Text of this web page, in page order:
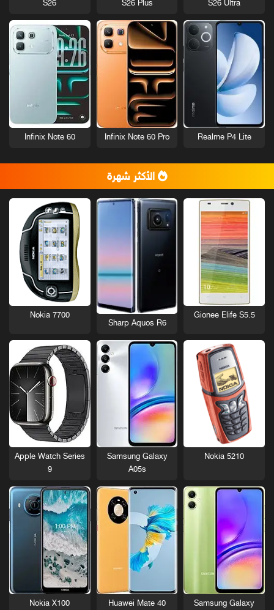
S26 Ultra
S26 Plus
S26
Realme P4 Lite
Infinix Note 60 Pro
Infinix Note 60
الأكثر شهرة
Gionee Elife S5.5
Sharp Aquos R6
Nokia 7700
Nokia 5210
Samsung Galaxy
A05s
Apple Watch Series
9
Samsung Galaxy
Huawei Mate 40
Nokia X100